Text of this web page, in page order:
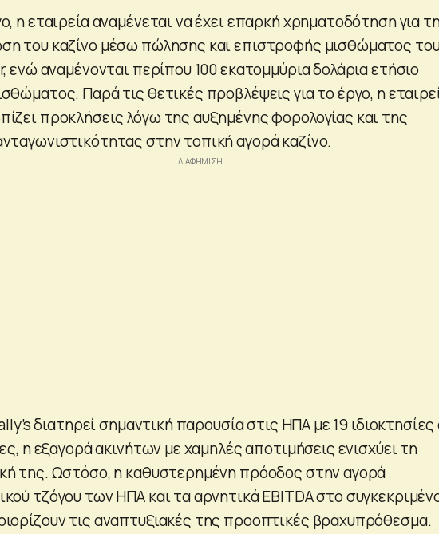
η εταιρεία αναμένεται να έχει επαρκή χρηματοδότηση για
του καζίνο μέσω πώλησης και επιστροφής μισθώματος
ενώ αναμένονται περίπου 100 εκατομμύρια δολάρια ετήσιο
Παρά τις θετικές προβλέψεις για το έργο, η
προκλήσεις λόγω της αυξημένης φορολογίας και της
στην τοπική αγορά καζίνο.
διατηρεί σημαντική παρουσία στις ΗΠΑ με 19
η εξαγορά ακινήτων με χαμηλές αποτιμήσεις ενισχύει τη
της. Ωστόσο, η καθυστερημένη πρόοδος στην αγορά
τζόγου των ΗΠΑ και τα αρνητικά EBITDA στο
τις αναπτυξιακές της προοπτικές βραχυπρόθεσμα.